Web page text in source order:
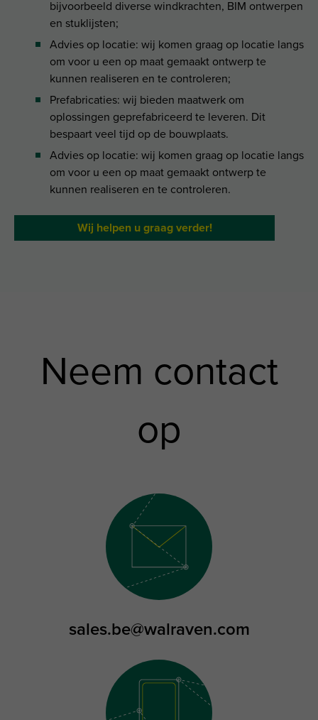
bijvoorbeeld diverse windkrachten, BIM ontwerpen
en stuklijsten;
Advies op locatie: wij komen graag op locatie langs
om voor u een op maat gemaakt ontwerp te
kunnen realiseren en te controleren;
Prefabricaties: wij bieden maatwerk om
oplossingen geprefabriceerd te leveren. Dit
bespaart veel tijd op de bouwplaats.
Advies op locatie: wij komen graag op locatie langs
om voor u een op maat gemaakt ontwerp te
kunnen realiseren en te controleren.
Wij helpen u graag verder!
Neem contact
op
sales.be@walraven.com